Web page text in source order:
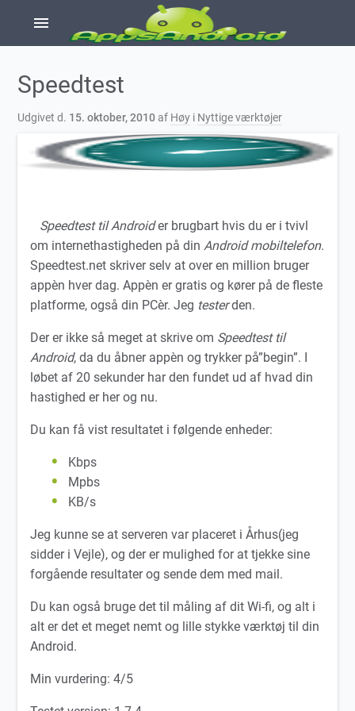
menu
Speedtest
Udgivet d. 15. oktober, 2010af Høy i Nyttige værktøjer
Speedtest til Androider brugbart hvis du er i tvivl
om internethastigheden på dinAndroid mobiltelefon.
Speedtest.net skriver selv at over en million bruger
appèn hver dag. Appèn er gratis og kører på de fleste
platforme, også din PCèr. Jeg testerden.
Der er ikke så meget at skrive om Speedtest til
Android, da du åbner appèn og trykker på”begin”. I
løbet af 20 sekunder har den fundet ud af hvad din
hastighed er her og nu.
Du kan få vist resultatet i følgende enheder:
Kbps
Mpbs
KB/s
Jeg kunne se at serveren var placeret i Århus(jeg
sidder i Vejle), og der er mulighed for at tjekke sine
forgående resultater og sende dem med mail.
Du kan også bruge det til måling af dit Wi-fi, og alt i
alt er det et meget nemt og lille stykke værktøj til din
Android.
Min vurdering: 4/5